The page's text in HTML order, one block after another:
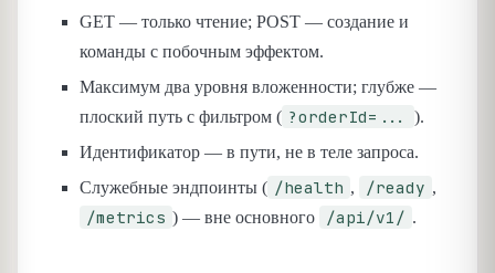
GET — только чтение; POST — создание и
команды с побочным эффектом.
Максимум два уровня вложенности; глубже —
плоский путь с фильтром ( ?orderId=...
).
Идентификатор — в пути, не в теле запроса.
Служебные эндпоинты ( /health , /ready ,
/metrics ) — вне основного /api/v1/ .